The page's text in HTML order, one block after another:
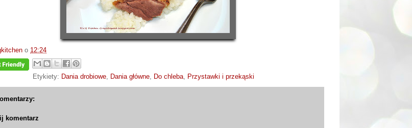
o 12:24
Etykiety: Dania drobiowe, Dania główne, Do chleba, Przystawki i przekąski
komentarz